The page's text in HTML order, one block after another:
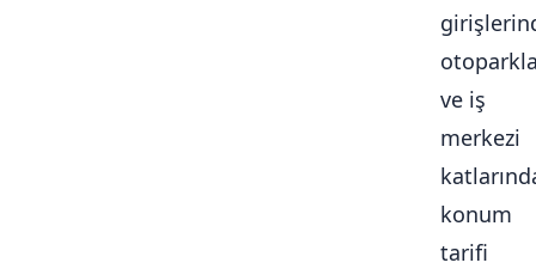
ve iş
merkezi
konum
tarifi